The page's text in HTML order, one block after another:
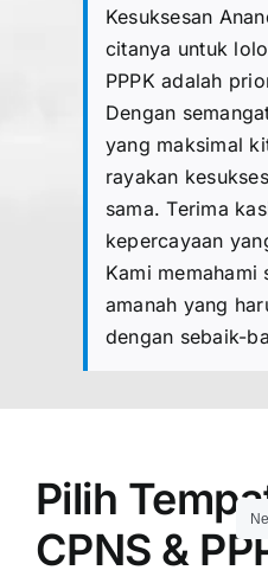
Kesuksesan
citanya untuk
PPPK adalah
Dengan
yang maksimal
rayakan
sama. Terima
kepercayaan
Kami memahami
amanah yang
dengan sebaik-
Pilih
CPNS &